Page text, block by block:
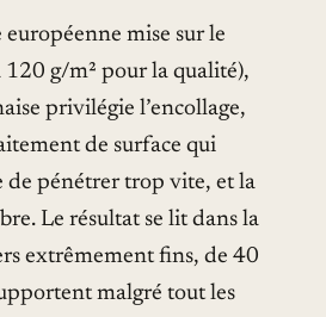
européenne mise sur le
120 g/m² pour la qualité),
privilégie l’encollage,
de surface qui
de pénétrer trop vite, et la
Le résultat se lit dans la
extrêmement fins, de 40
malgré tout les